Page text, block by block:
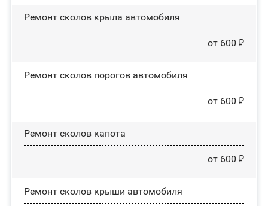
Ремонт сколов крыла автомобиля
от 600 ₽
Ремонт сколов порогов автомобиля
от 600 ₽
Ремонт сколов капота
от 600 ₽
Ремонт сколов крыши автомобиля